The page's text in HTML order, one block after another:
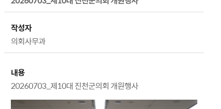
작성자
의회사무과
내용
20260703_제10대 진천군의회 개원행사